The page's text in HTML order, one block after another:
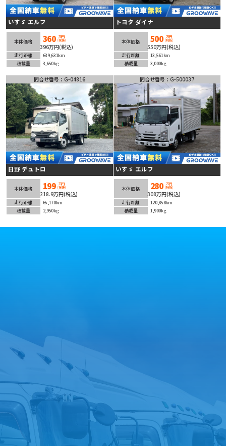
いすゞ エルフ
本体価格 360 万円
(税抜)
396万円(税込)
走行距離
639,631km
積載量
3,650kg
トヨタ ダイナ
本体価格 500 万円
(税抜)
550万円(税込)
走行距離
13,561km
積載量
3,000kg
問合せ番号：G-04816
日野 デュトロ
本体価格 199 万円
(税抜)
218.9万円(税込)
走行距離
65,170km
積載量
2,950kg
問合せ番号：G-500037
いすゞ エルフ
本体価格 280 万円
(税抜)
308万円(税込)
走行距離
120,858km
積載量
1,900kg